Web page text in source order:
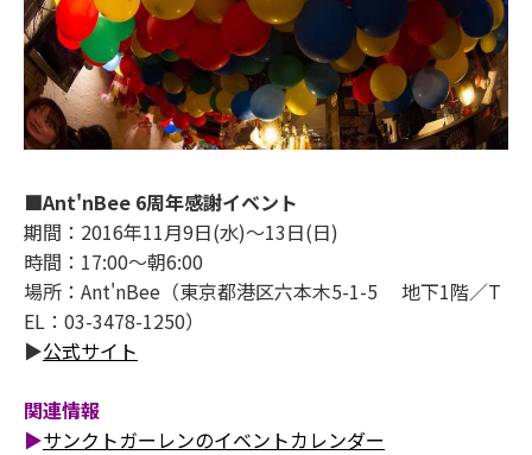
■Ant'nBee 6周年感謝イベント
期間：2016年11月9日(水)～13日(日)
時間：17:00～朝6:00
場所：Ant'nBee（東京都港区六本木5-1-5 地下1階／T
EL：03-3478-1250）
▶公式サイト
関連情報
▶サンクトガーレンのイベントカレンダー